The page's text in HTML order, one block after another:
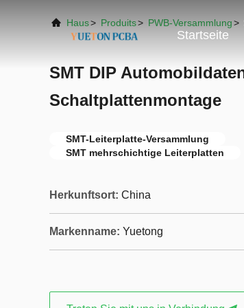
Startseite
Haus> Produits> PWB-Versammlung>
SMT DIP
Schaltplattenmontage
SMT-Leiterplatte-Versammlung
SMT mehrschichtige Leiterplatten
Herkunftsort: China
Markenname: Yuetong